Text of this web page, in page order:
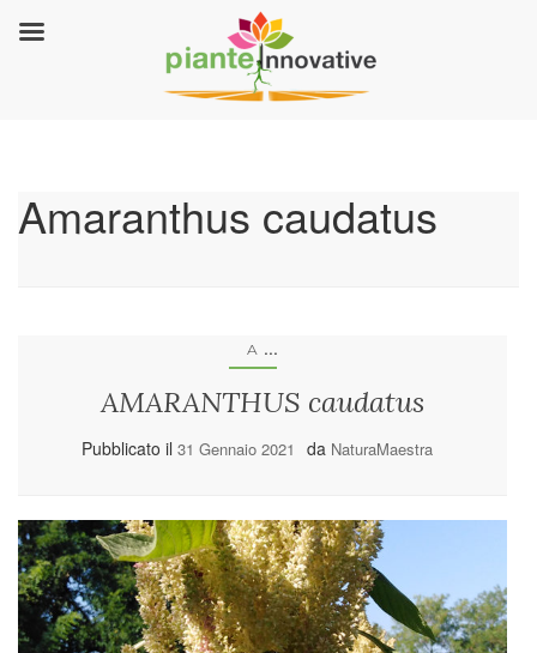
Amaranthus caudatus
A ...
AMARANTHUS caudatus
Pubblicato il 31 Gennaio 2021 da NaturaMaestra